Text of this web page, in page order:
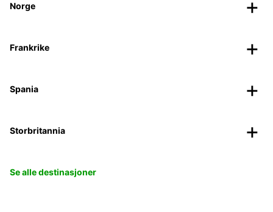
Norge
Frankrike
Spania
Storbritannia
Se alle destinasjoner